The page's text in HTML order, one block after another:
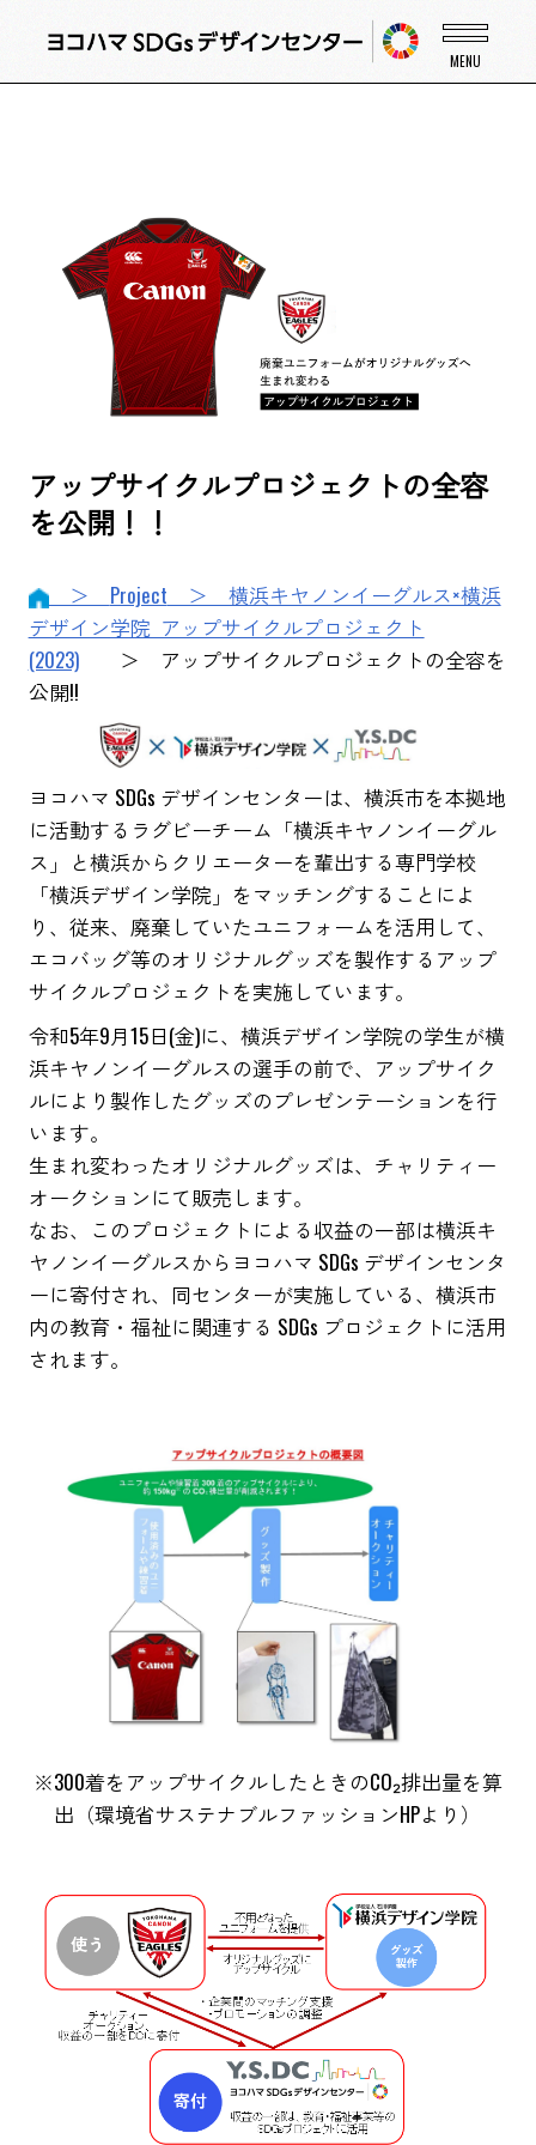
アップサイクルプロジェクトの全容
を公開！！
＞ Project ＞ 横浜キヤノンイーグルス×横浜
デザイン学院 アップサイクルプロジェクト
(2023)＞ アップサイクルプロジェクトの全容を
公開!!
ヨコハマ SDGs デザインセンターは、横浜市を本拠地
に活動するラグビーチーム「横浜キヤノンイーグル
ス」と横浜からクリエーターを輩出する専門学校
「横浜デザイン学院」をマッチングすることによ
り、従来、廃棄していたユニフォームを活用して、
エコバッグ等のオリジナルグッズを製作するアップ
サイクルプロジェクトを実施しています。
令和5年9月15日(金)に、横浜デザイン学院の学生が横
浜キヤノンイーグルスの選手の前で、アップサイク
ルにより製作したグッズのプレゼンテーションを行
います。
生まれ変わったオリジナルグッズは、チャリティー
オークションにて販売します。
なお、このプロジェクトによる収益の一部は横浜キ
ヤノンイーグルスからヨコハマ SDGs デザインセンタ
ーに寄付され、同センターが実施している、横浜市
内の教育・福祉に関連する SDGs プロジェクトに活用
されます。
※300着をアップサイクルしたときのCO₂排出量を算
出（環境省サステナブルファッションHPより）